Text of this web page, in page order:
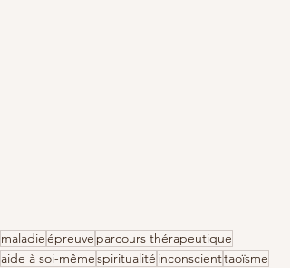
maladieépreuve parcours thérapeutique
aide à soi-mêmespiritualité inconscienttaoïsme